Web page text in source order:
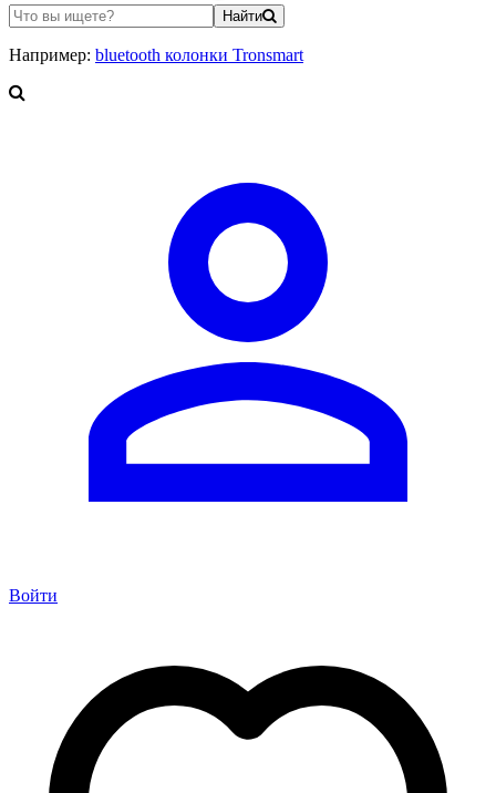
Найти
Например: bluetooth колонки Tronsmart
Войти